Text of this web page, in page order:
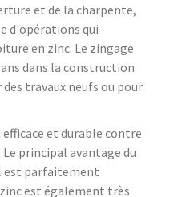
et de la charpente,
d'opérations qui
en zinc. Le zingage
dans la construction
travaux neufs ou pour
et durable contre
principal avantage du
est parfaitement
est également très